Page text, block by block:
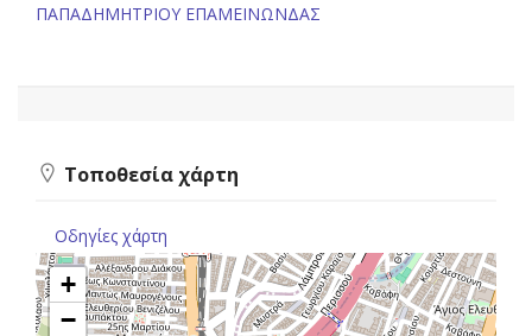
ΠΑΠΑΔΗΜΗΤΡΙΟΥ ΕΠΑΜΕΙΝΩΝΔΑΣ
Τοποθεσία χάρτη
Οδηγίες χάρτη
+
−